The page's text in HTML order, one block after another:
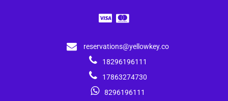
reservations@yellowkey.co
18296196111
17863274730
8296196111